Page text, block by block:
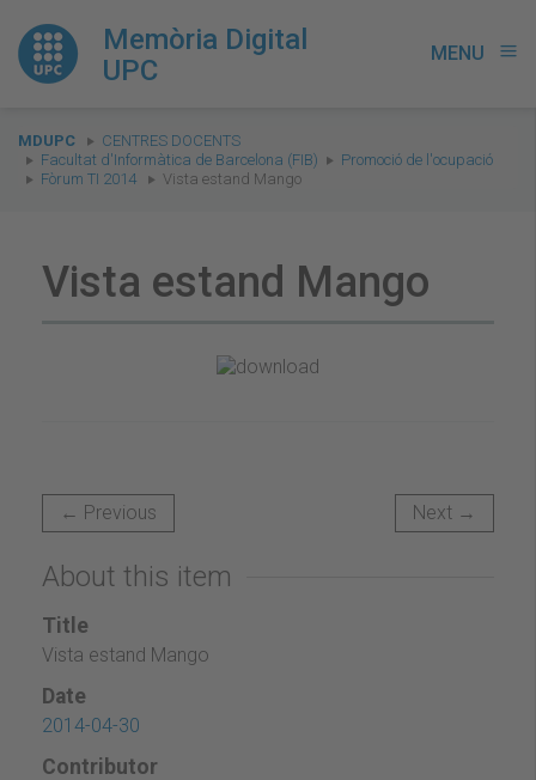
Memòria Digital
UPC
MENU menu
You
are
here:
MDUPC
CENTRES DOCENTS
Facultat d'Informàtica de Barcelona (FIB)
Promoció de l'ocupació
Fòrum TI 2014
Vista estand Mango
Vista estand Mango
← Previous Next →
About this item
Title
Vista estand Mango
Date
2014-04-30
Contributor